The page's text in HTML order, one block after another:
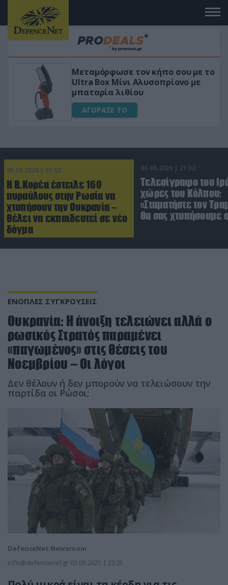
Μεταμόρφωσε τον κήπο σου με το
Ultra Box Μίνι Αλυσοπρίονο με
μπαταρία λιθίου
ΑΓΟΡΑΣΕ ΤΟ
06.08.2026 | 21:02
Η Β.Κορέα έστειλε 160
πυραύλους στην Ρωσία να
χτυπήσουν την Ουκρανία –
Θέλει να εκπαιδευτεί σε νέο
δόγμα
06.08.2026 | 21:02
Τελεσίγραφο του
χώρες του Κόλπου:
«Σταματήστε τον
θα σας χτυπήσουμε
ΕΝΟΠΛΕΣ ΣΥΓΚΡΟΥΣΕΙΣ
Ουκρανία: Η άνοιξη τελειώνει αλλά ο
ρωσικός Στρατός παραμένει
«παγωμένος» στις θέσεις του
Νοεμβρίου – Οι λόγοι
Δεν θέλουν ή δεν μπορούν να τελειώσουν την
παρτίδα οι Ρώσοι;
DefenceNet Newsroom
info@defencenet.gr 03.05.2025 | 22:25